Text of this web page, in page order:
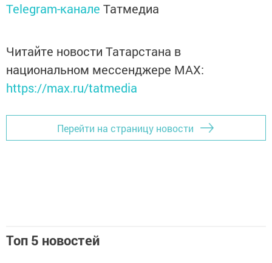
Telegram-канале Татмедиа
Читайте новости Татарстана в
национальном мессенджере MАХ:
https://max.ru/tatmedia
Перейти на страницу новости
Топ 5 новостей